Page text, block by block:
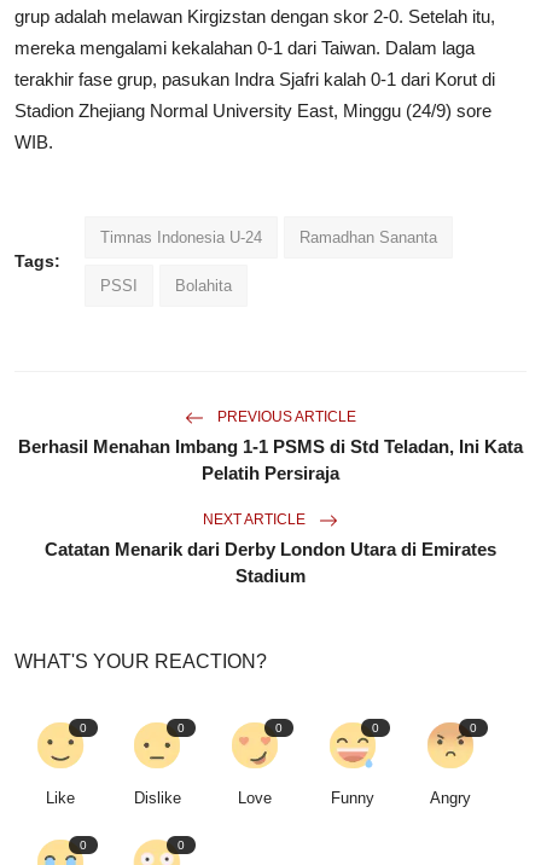
grup adalah melawan Kirgizstan dengan skor 2-0. Setelah itu,
mereka mengalami kekalahan 0-1 dari Taiwan. Dalam laga
terakhir fase grup, pasukan Indra Sjafri kalah 0-1 dari Korut di
Stadion Zhejiang Normal University East, Minggu (24/9) sore
WIB.
Tags:
Timnas Indonesia U-24 Ramadhan Sananta
PSSI Bolahita
PREVIOUS ARTICLE
Berhasil Menahan Imbang 1-1 PSMS di Std Teladan, Ini Kata
Pelatih Persiraja
NEXT ARTICLE
Catatan Menarik dari Derby London Utara di Emirates
Stadium
WHAT'S YOUR REACTION?
0
Like
0
Dislike
0
Love
0
Funny
0
Angry
0 0